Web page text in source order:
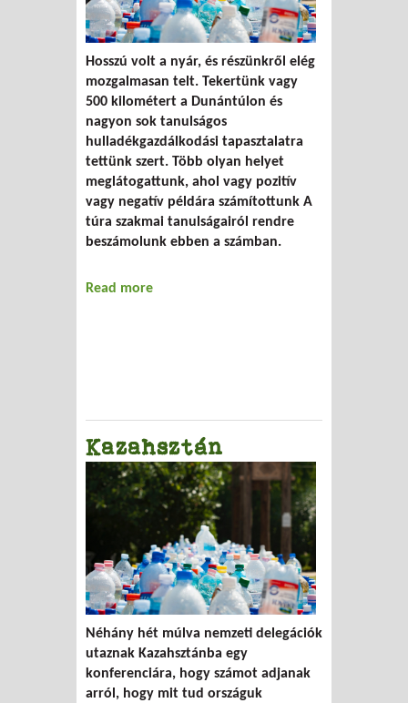
Hosszú volt a nyár, és részünkről elég
mozgalmasan telt. Tekertünk vagy
500 kilométert a Dunántúlon és
nagyon sok tanulságos
hulladékgazdálkodási tapasztalatra
tettünk szert. Több olyan helyet
meglátogattunk, ahol vagy pozitív
vagy negatív példára számítottunk A
túra szakmai tanulságairól rendre
beszámolunk ebben a számban.
Read more
Kazahsztán
Néhány hét múlva nemzeti delegációk
utaznak Kazahsztánba egy
konferenciára, hogy számot adjanak
arról, hogy mit tud országuk